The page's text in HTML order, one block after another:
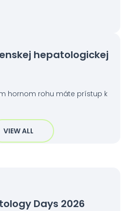
hepatologickej
hornom rohu máte prístup k
VIEW ALL
Days 2026